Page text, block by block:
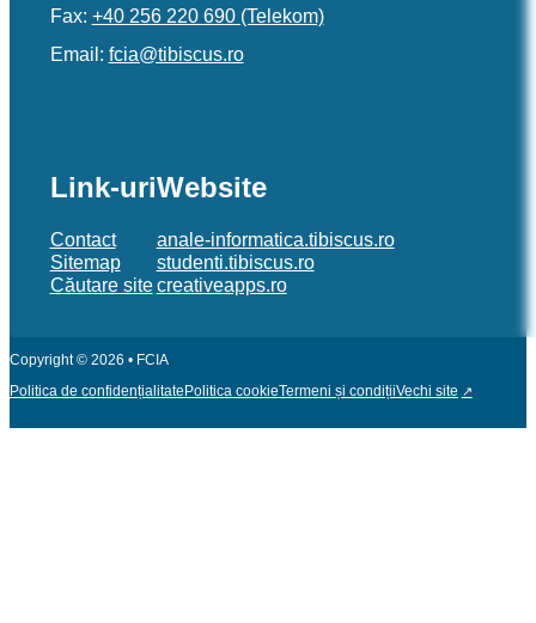
Fax: +40 256 220 690 (Telekom)
Email: or.sucsibit@aicf
Link-uri
Contact
Sitemap
Căutare site
Website
anale-informatica.tibiscus.ro
studenti.tibiscus.ro
creativeapps.ro
Copyright © 2026 • FCIA
Politica de confidențialitatePolitica cookieTermeni și condițiiVechi site